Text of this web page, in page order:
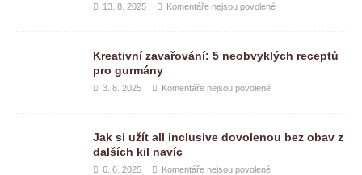
13. 8. 2025 Komentáře nejsou povolené
Kreativní zavařování: 5 neobvyklých receptů
pro gurmány
3. 8. 2025 Komentáře nejsou povolené
Jak si užít all inclusive dovolenou bez obav z
dalších kil navíc
6. 6. 2025 Komentáře nejsou povolené